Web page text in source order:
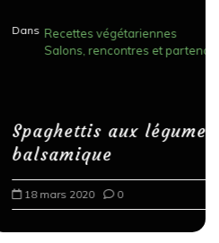
partenariats
rôtis au